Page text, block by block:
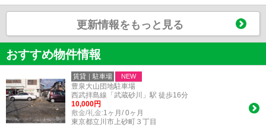
更新情報をもっと見る
おすすめ物件情報
賃貸｜駐車場 NEW
豊泉大山団地駐車場
西武拝島線「武蔵砂川」駅 徒歩16分
10,000円
敷金/礼金:1ヶ月/ 0ヶ月
東京都立川市上砂町３丁目